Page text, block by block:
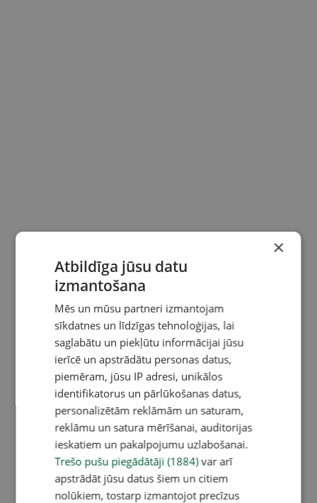
×
Atbildīga jūsu datu
izmantošana
Mēs un mūsu partneri izmantojam
sīkdatnes un līdzīgas tehnoloģijas, lai
saglabātu un piekļūtu informācijai jūsu
ierīcē un apstrādātu personas datus,
piemēram, jūsu IP adresi, unikālos
identifikatorus un pārlūkošanas datus,
personalizētām reklāmām un saturam,
reklāmu un satura mērīšanai, auditorijas
ieskatiem un pakalpojumu uzlabošanai.
Trešo pušu piegādātāji (1884)var arī
apstrādāt jūsu datus šiem un citiem
nolūkiem, tostarp izmantojot precīzus